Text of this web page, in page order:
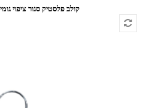
קולב פלסטיק סגור ציפוי